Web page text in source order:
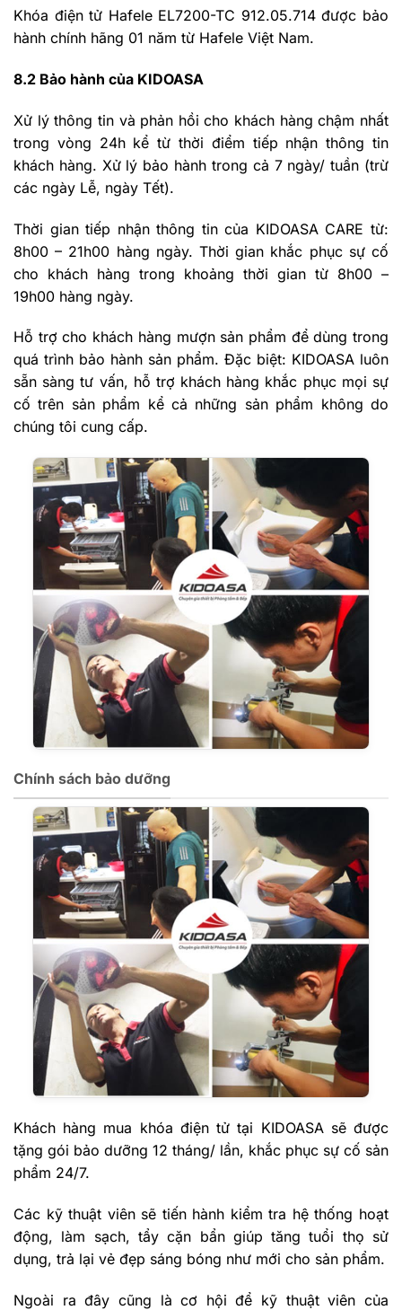
Khóa điện tử Hafele EL7200-TC 912.05.714 được bảo
hành chính hãng 01 năm từ Hafele Việt Nam.
8.2 Bảo hành của KIDOASA
Xử lý thông tin và phản hồi cho khách hàng chậm nhất
trong vòng 24h kể từ thời điểm tiếp nhận thông tin
khách hàng. Xử lý bảo hành trong cả 7 ngày/ tuần (trừ
các ngày Lễ, ngày Tết).
Thời gian tiếp nhận thông tin của KIDOASA CARE từ:
8h00 – 21h00 hàng ngày. Thời gian khắc phục sự cố
cho khách hàng trong khoảng thời gian từ 8h00 –
19h00 hàng ngày.
Hỗ trợ cho khách hàng mượn sản phẩm để dùng trong
quá trình bảo hành sản phẩm. Đặc biệt: KIDOASA luôn
sẵn sàng tư vấn, hỗ trợ khách hàng khắc phục mọi sự
cố trên sản phẩm kể cả những sản phẩm không do
chúng tôi cung cấp.
Chính sách bảo dưỡng
Khách hàng mua khóa điện tử tại KIDOASA sẽ được
tặng gói bảo dưỡng 12 tháng/ lần, khắc phục sự cố sản
phẩm 24/7.
Các kỹ thuật viên sẽ tiến hành kiểm tra hệ thống hoạt
động, làm sạch, tẩy cặn bẩn giúp tăng tuổi thọ sử
dụng, trả lại vẻ đẹp sáng bóng như mới cho sản phẩm.
Ngoài ra đây cũng là cơ hội để kỹ thuật viên của